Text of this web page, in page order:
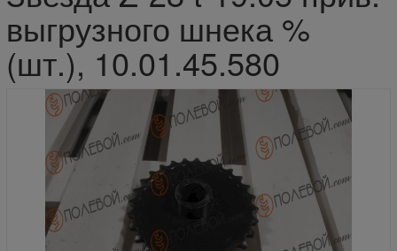
выгрузного шнека %
(шт.), 10.01.45.580